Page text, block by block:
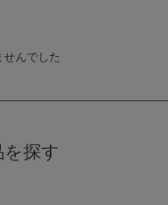
せんでした
探す